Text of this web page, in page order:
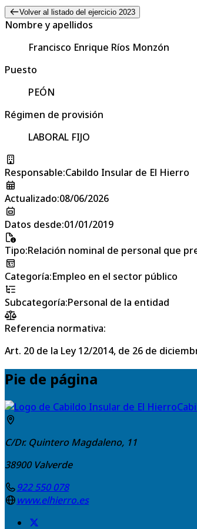
Volver al listado del ejercicio 2023
Nombre y apellidos
Francisco Enrique Ríos Monzón
Puesto
PEÓN
Régimen de provisión
LABORAL FIJO
Responsable:Cabildo Insular de El Hierro
Actualizado:08/06/2026
Datos desde:01/01/2019
Tipo:Relación nominal de personal que
Categoría:Empleo en el sector público
Subcategoría:Personal de la entidad
Referencia normativa:
Art. 20 de la Ley 12/2014, de 26 de
Pie de página
C/Dr. Quintero Magdaleno, 11
38900 Valverde
922 550 078
www.elhierro.es